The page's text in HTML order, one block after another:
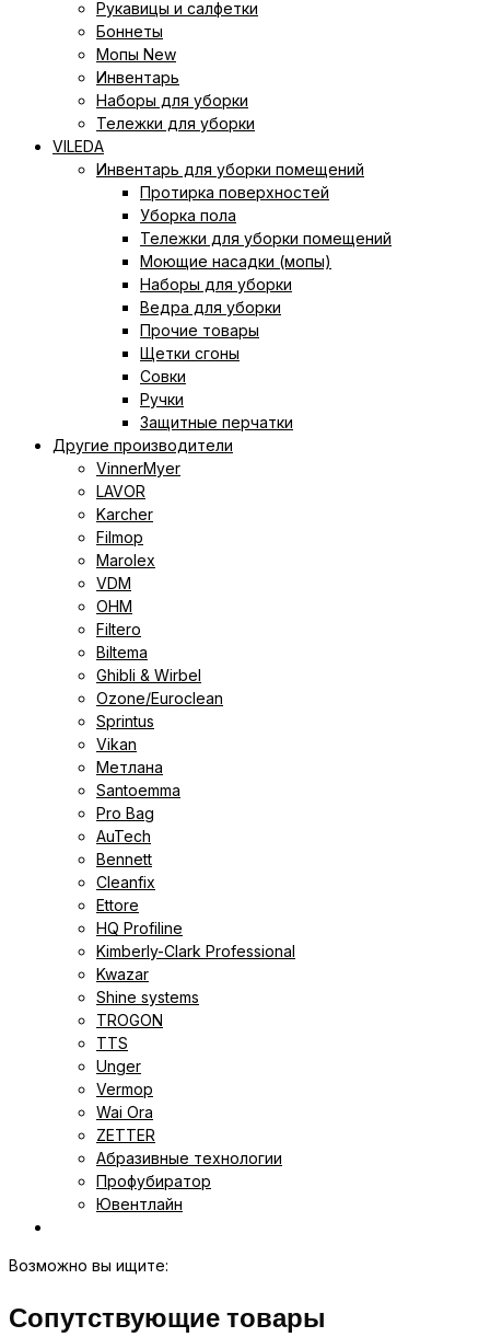
Рукавицы и салфетки
Боннеты
Мопы New
Инвентарь
Наборы для уборки
Тележки для уборки
VILEDA
Инвентарь для уборки помещений
Протирка поверхностей
Уборка пола
Тележки для уборки помещений
Моющие насадки (мопы)
Наборы для уборки
Ведра для уборки
Прочие товары
Щетки сгоны
Совки
Ручки
Защитные перчатки
Другие производители
VinnerMyer
LAVOR
Karcher
Filmop
Marolex
VDM
ОНМ
Filtero
Biltema
Ghibli & Wirbel
Ozone/Euroclean
Sprintus
Vikan
Метлана
Santoemma
Pro Bag
AuTech
Bennett
Cleanfix
Ettore
HQ Profiline
Kimberly-Clark Professional
Kwazar
Shine systems
TROGON
TTS
Unger
Vermop
Wai Ora
ZETTER
Абразивные технологии
Профубиратор
Ювентлайн
Возможно вы ищите:
Сопутствующие товары